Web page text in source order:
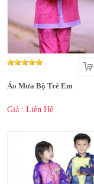
Áo Mưa Bộ Trẻ Em
Giá : Liên Hệ